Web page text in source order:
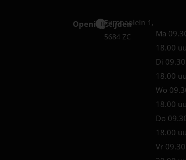
Openingstijden
Best
Europaplein 1,
5684 ZC
Ma
18.00
Di
18.00
Wo
18.00
Do
18.00
Vr